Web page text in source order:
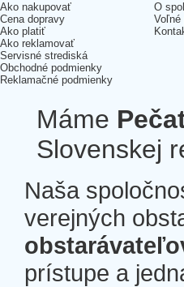
Ako nakupovať
Cena dopravy
Ako platiť
Ako reklamovať
Servisné strediská
Obchodné podmienky
Reklamačné podmienky
O
Voľné
Máme
Slovenskej
Naša
verejných
prístupe a